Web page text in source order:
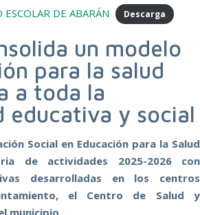
DE ABARÁN Descarga
un modelo
para la salud
a toda la
educativa y social
Social en Educación para la Salud
de actividades 2025-2026 con
desarrolladas en los centros
el Centro de Salud y
municipio.